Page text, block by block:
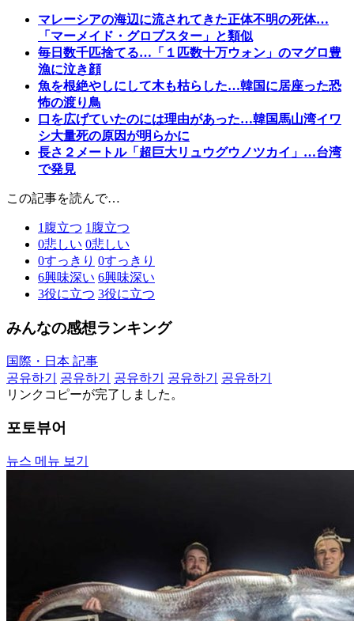
マレーシアの海辺に流されてきた正体不明の死体…
「マーメイド・グロブスター」と類似
毎日数千匹捨てる…「１匹数十万ウォン」のマグロ豊
漁に泣き顔
魚を根絶やしにして木も枯らした…韓国に居座った恐
怖の渡り鳥
口を広げていたのには理由があった…韓国馬山湾イワ
シ大量死の原因が明らかに
長さ２メートル「超巨大リュウグウノツカイ」…台湾
で発見
この記事を読んで…
1 腹立つ 1 腹立つ
0悲しい 0悲しい
0すっきり 0すっきり
6興味深い 6興味深い
3役に立つ 3役に立つ
みんなの感想ランキング
国際・日本 記事
공유하기
공유하기 공유하기 공유하기
공유하기
リンクコピーが完了しました。
포토뷰어
뉴스 메뉴 보기